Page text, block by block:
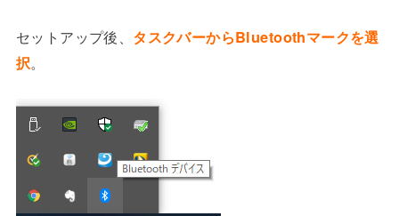
セットアップ後、 タスクバーからBluetoothマークを選
択。